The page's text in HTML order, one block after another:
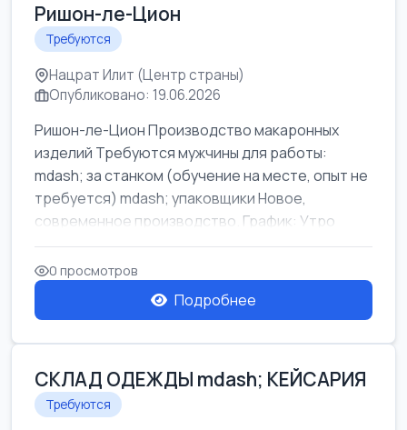
Ришон-ле-Цион
Требуются
Нацрат Илит (Центр страны)
Опубликовано: 19.06.2026
Ришон-ле-Цион Производство макаронных
изделий Требуются мужчины для работы:
mdash; за станком (обучение на месте, опыт не
требуется) mdash; упаковщики Новое,
современное производство. График: Утро
mda...
0 просмотров
Подробнее
СКЛАД ОДЕЖДЫ mdash; КЕЙСАРИЯ
Требуются